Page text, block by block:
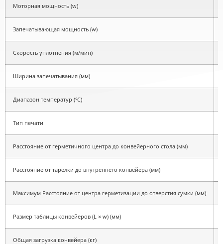
Моторная мощность (w)
Запечатывающая мощность (w)
Скорость уплотнения (м/мин)
Ширина запечатывания (мм)
Диапазон температур (℃)
Тип печати
Расстояние от герметичного центра до конвейерного стола (мм)
Расстояние от тарелки до внутреннего конвейера (мм)
Максимум Расстояние от центра герметизации до отверстия сумки (мм)
Размер таблицы конвейеров (L × w) (мм)
Общая загрузка конвейера (кг)